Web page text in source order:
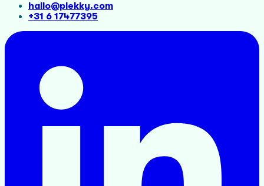
hallo@plekky.com
+31 6 17477395